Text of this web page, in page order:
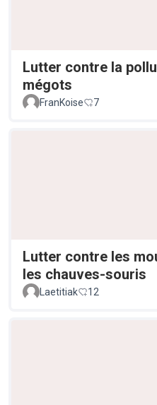
Lutter contre la
mégots
FranKoise 7
Lutter contre les
les chauves-souris
Laetitiak 12